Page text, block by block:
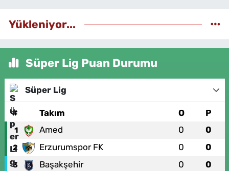
Yükleniyor...
Süper Lig Puan Durumu
Süper Lig
# Takım O P
1 Amed 0 0
2 Erzurumspor FK 0 0
3 Başakşehir 0 0